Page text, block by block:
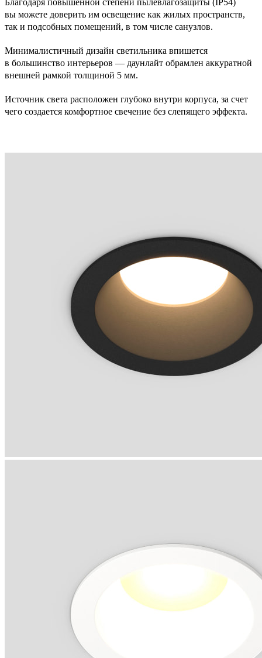
Благодаря повышенной степени пылевлагозащиты (IP54)
вы можете доверить им освещение как жилых пространств,
так и подсобных помещений, в том числе санузлов.
Минималистичный дизайн светильника впишется
в большинство интерьеров — даунлайт обрамлен аккуратной
внешней рамкой толщиной 5 мм.
Источник света расположен глубоко внутри корпуса, за счет
чего создается комфортное свечение без слепящего эффекта.